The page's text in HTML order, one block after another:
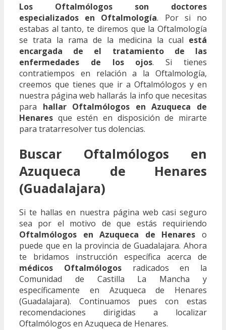
Los Oftalmólogos son doctores
especializados en Oftalmología. Por si no
estabas al tanto, te diremos que la Oftalmología
se trata la rama de la medicina la cual está
encargada de el tratamiento de las
enfermedades de los ojos. Si tienes
contratiempos en relación a la Oftalmología,
creemos que tienes que ir a Oftalmólogos y en
nuestra página web hallarás la info que necesitas
para hallar Oftalmólogos en Azuqueca de
Henares que estén en disposición de mirarte
para tratarresolver tus dolencias.
Buscar Oftalmólogos en
Azuqueca de Henares
(Guadalajara)
Si te hallas en nuestra página web casi seguro
sea por el motivo de que estás requiriendo
Oftalmólogos en Azuqueca de Henares o
puede que en la provincia de Guadalajara. Ahora
te bridamos instrucción específica acerca de
médicos Oftalmólogosradicados en la
Comunidad de Castilla La Mancha y
específicamente en Azuqueca de Henares
(Guadalajara). Continuamos pues con estas
recomendaciones dirigidas a localizar
Oftalmólogos en Azuqueca de Henares.